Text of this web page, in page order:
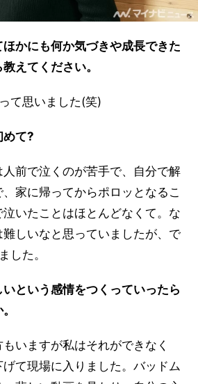
かにも何か気づきや成長できた
えてください。
て思いました(笑)
て?
前で泣くのが苦手で、自分で解
家に帰ってからポロッとなるこ
いたことはほとんどなくて。な
しいなと思っていましたが、で
した。
という感情をつくっていったら
いますが私はそれができなく
て現場に入りました。バッドム